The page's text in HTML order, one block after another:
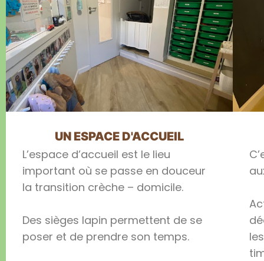
UN ESPACE D'ACCUEIL
L’espace d’accueil est le lieu
important où se passe en douceur
la transition crèche – domicile.
Des sièges lapin permettent de se
poser et de prendre son temps.